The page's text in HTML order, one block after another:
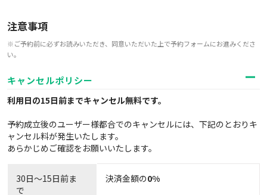
注意事項
※ご予約前に必ずお読みいただき、同意いただいた上で予約フォームにお進みくださ
い。
キャンセルポリシー
利用日の15日前までキャンセル無料です。
予約成立後のユーザー様都合でのキャンセルには、下記のとおりキ
ャンセル料が発生いたします。
あらかじめご確認をお願いいたします。
30日〜15日前ま
で
決済金額の0%